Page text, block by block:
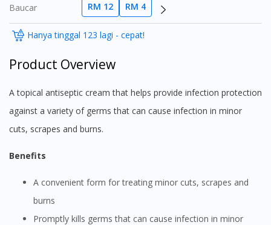
Baucar RM 12 RM 4
Hanya tinggal 123 lagi - cepat!
Product Overview
A topical antiseptic cream that helps provide infection protection
against a variety of germs that can cause infection in minor
cuts, scrapes and burns.
Benefits
A convenient form for treating minor cuts, scrapes and
burns
Promptly kills germs that can cause infection in minor